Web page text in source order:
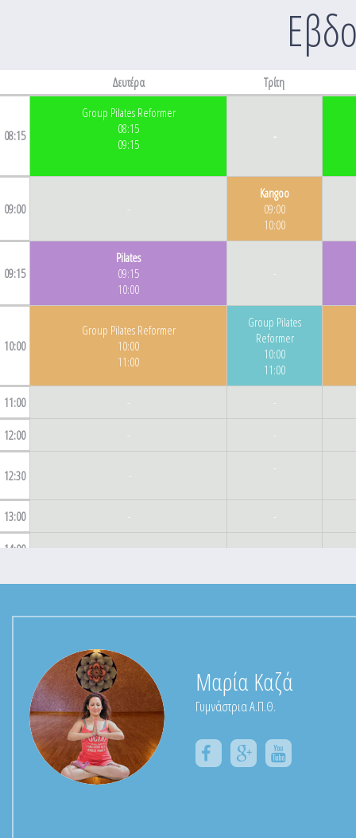
Δευτέρα Τρίτη
08:15
Group Pilates Reformer
08:15
09:15 -
09:00 -
Kangoo
09:00
10:00
09:15
Pilates
09:15
10:00
-
10:00
Group Pilates Reformer
10:00
11:00
Group Pilates
Reformer
10:00
11:00
11:00 - -
12:00 - -
12:30 - -
13:00 - -
14:00
Group Pilates Reformer
15:30
Body Power
15:15
16:15
Μαρία Καζά
Γυμνάστρια Α.Π.Θ.